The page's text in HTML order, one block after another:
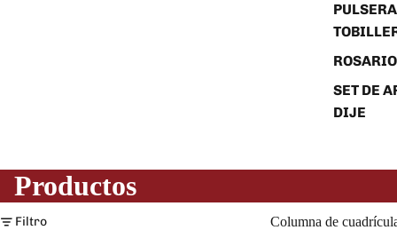
SET DE
DIJE
Productos
Filtro Columna de